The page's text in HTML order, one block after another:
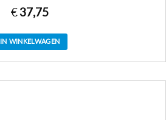
€37,75
IN WINKELWAGEN